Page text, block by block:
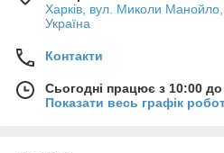
Харків, вул. Миколи Манойло,
Україна
Контакти
Сьогодні працює з 10:00
Показати весь графік